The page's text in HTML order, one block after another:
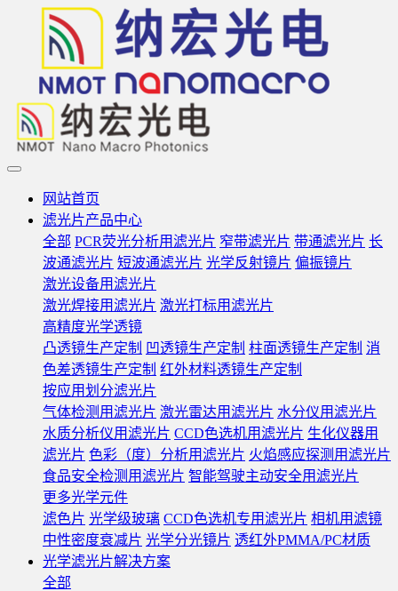
网站首页
滤光片产品中心
全部 PCR荧光分析用滤光片 窄带滤光片 带通滤光片 长
波通滤光片 短波通滤光片 光学反射镜片 偏振镜片
激光设备用滤光片
激光焊接用滤光片 激光打标用滤光片
高精度光学透镜
凸透镜生产定制 凹透镜生产定制 柱面透镜生产定制 消
色差透镜生产定制 红外材料透镜生产定制
按应用划分滤光片
气体检测用滤光片 激光雷达用滤光片 水分仪用滤光片
水质分析仪用滤光片 CCD色选机用滤光片 生化仪器用
滤光片 色彩（度）分析用滤光片 火焰感应探测用滤光片
食品安全检测用滤光片 智能驾驶主动安全用滤光片
更多光学元件
滤色片 光学级玻璃 CCD色选机专用滤光片 相机用滤镜
中性密度衰减片 光学分光镜片 透红外PMMA/PC材质
光学滤光片解决方案
全部